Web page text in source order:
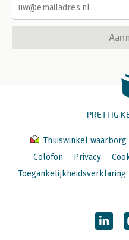
PRETTIG
Thuiswinkel waarborg
Colofon
Privacy
Toegankelijkheidsverklaring